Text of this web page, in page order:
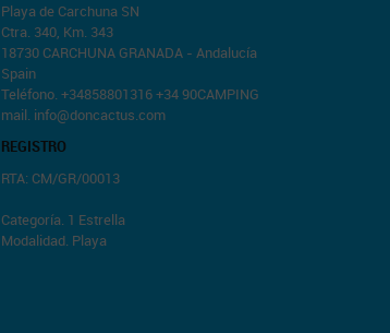
Playa de Carchuna SN
Ctra. 340, Km. 343
18730 CARCHUNA GRANADA - Andalucía
Spain
Teléfono. +34858801316 +34 90CAMPING
mail. info@doncactus.com
REGISTRO
RTA: CM/GR/00013
Categoría. 1 Estrella
Modalidad. Playa